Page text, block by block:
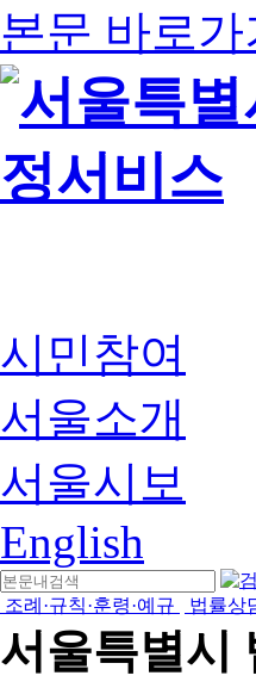
본문 바로가
시민참여
서울소개
서울시보
English
조례·규칙·훈령·예규 법률상
서울특별시